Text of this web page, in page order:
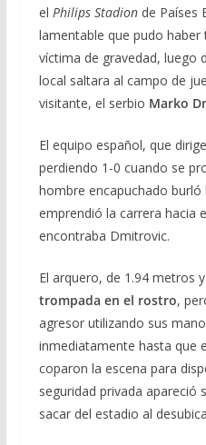
el Philips Stadionde Países
lamentable que pudo
víctima de gravedad, luego
local saltara al campo de
visitante, el serbio Marko
El equipo español, que dirige
perdiendo 1-0 cuando se
hombre encapuchado
emprendió la carrera hacia
encontraba Dmitrovic.
El arquero, de 1.94 metros
trompada en el rostro,
agresor utilizando sus
inmediatamente hasta que
coparon la escena para
seguridad privada apareció
sacar del estadio al